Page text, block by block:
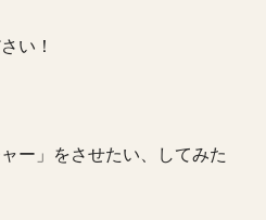
い！
ー」をさせたい、してみた